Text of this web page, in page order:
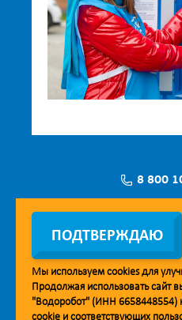
8 800
Заявка
Мобильное
ПОДТВЕРЖДАЮ
Мы используем cookiesдля
Продолжая использовать сайт
"Водоробот" (ИНН 6658448554)
cookie и соответствующих